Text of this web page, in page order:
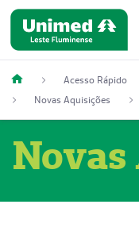
Acesso Rápido
Novas Aquisições